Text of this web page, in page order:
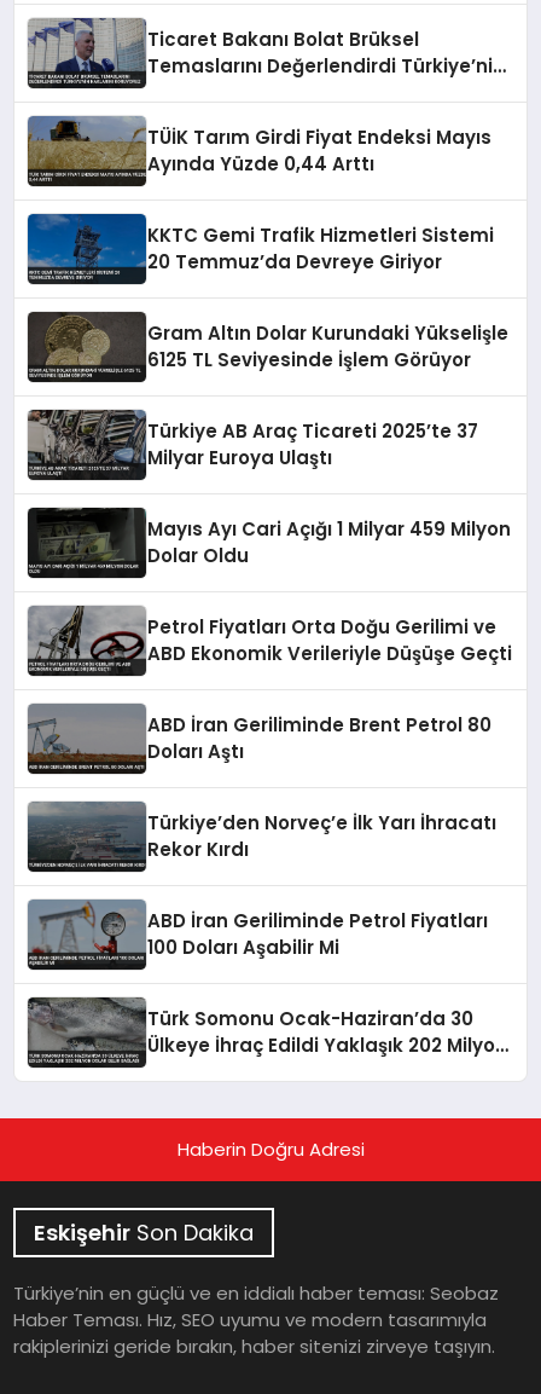
Ticaret Bakanı Bolat Brüksel
Temaslarını Değerlendirdi Türkiye’nin
TÜİK Tarım Girdi Fiyat Endeksi Mayıs
Ayında Yüzde 0,44 Arttı
KKTC Gemi Trafik Hizmetleri Sistemi
20 Temmuz’da Devreye Giriyor
Gram Altın Dolar Kurundaki Yükselişle
6125 TL Seviyesinde İşlem Görüyor
Türkiye AB Araç Ticareti 2025’te 37
Milyar Euroya Ulaştı
Mayıs Ayı Cari Açığı 1 Milyar 459 Milyon
Dolar Oldu
Petrol Fiyatları Orta Doğu Gerilimi ve
ABD Ekonomik Verileriyle Düşüşe Geçti
ABD İran Geriliminde Brent Petrol 80
Doları Aştı
Türkiye’den Norveç’e İlk Yarı İhracatı
Rekor Kırdı
ABD İran Geriliminde Petrol Fiyatları
100 Doları Aşabilir Mi
Türk Somonu Ocak-Haziran’da 30
Ülkeye İhraç Edildi Yaklaşık 202 Milyon
Haberin Doğru Adresi
Eskişehir Son Dakika
Türkiye’nin en güçlü ve en iddialı haber teması: Seobaz
Haber Teması. Hız, SEO uyumu ve modern tasarımıyla
rakiplerinizi geride bırakın, haber sitenizi zirveye taşıyın.